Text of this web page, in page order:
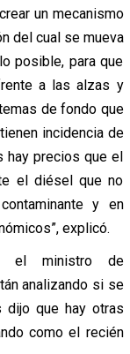
un mecanismo
del cual se mueva
posible, para que
a las alzas y
de fondo que
incidencia de
hay precios que el
el diésel que no
y en
explicó.
el ministro de
analizando si se
dijo que hay otras
como el recién